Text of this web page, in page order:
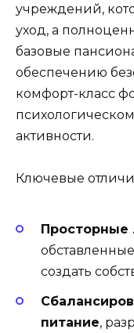
учреждений,
уход, а
базовые
обеспечению
комфорт-класс
активности.
Ключевые
создать
питание,